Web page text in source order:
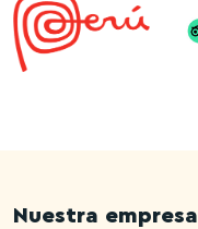
Nuestra empresa